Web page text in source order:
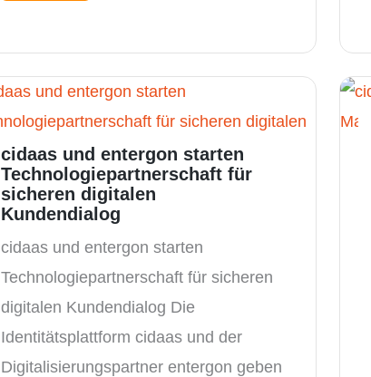
cidaas und entergon starten
Technologiepartnerschaft für
sicheren digitalen
Kundendialog
cidaas und entergon starten
Technologiepartnerschaft für sicheren
digitalen Kundendialog Die
Identitätsplattform cidaas und der
Digitalisierungspartner entergon geben